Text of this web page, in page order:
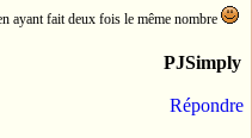
ayant fait deux fois le même nombre
PJSimply
Répondre